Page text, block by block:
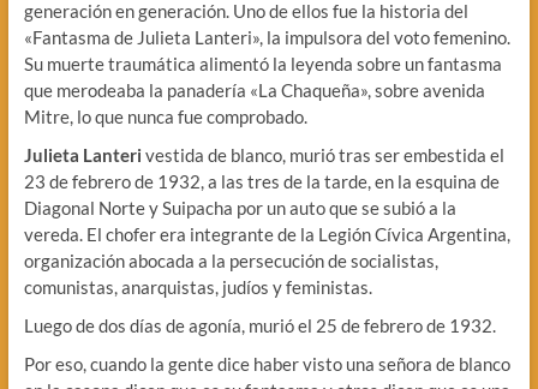
generación en generación. Uno de ellos fue la historia del
«Fantasma de Julieta Lanteri», la impulsora del voto femenino.
Su muerte traumática alimentó la leyenda sobre un fantasma
que merodeaba la panadería «La Chaqueña», sobre avenida
Mitre, lo que nunca fue comprobado.
Julieta Lanteri vestida de blanco, murió tras ser embestida el
23 de febrero de 1932, a las tres de la tarde, en la esquina de
Diagonal Norte y Suipacha por un auto que se subió a la
vereda. El chofer era integrante de la Legión Cívica Argentina,
organización abocada a la persecución de socialistas,
comunistas, anarquistas, judíos y feministas.
Luego de dos días de agonía, murió el 25 de febrero de 1932.
Por eso, cuando la gente dice haber visto una señora de blanco